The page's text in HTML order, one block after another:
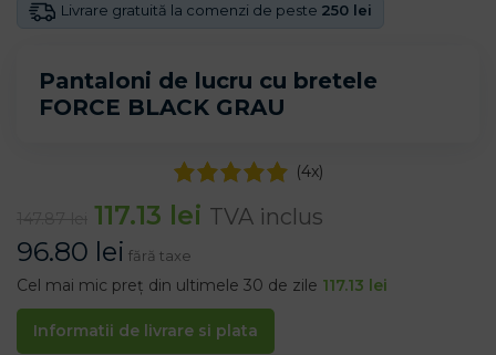
Pantaloni de lucru cu bretele
FORCE BLACK GRAU
Livrare gratuită la comenzi de peste 250 lei
(4x)
117.13 lei TVA inclus
96.80 lei fără taxe
Cel mai mic preț din ultimele 30 de zile 117.13 lei
Informatii de livrare si plata